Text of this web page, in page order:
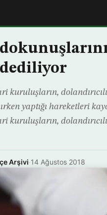
kuruluşların,
yaptığı hareketleri
kuruluşların,
Arşivi·14 Ağustos 2018